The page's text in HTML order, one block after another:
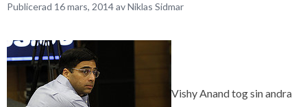
Publicerad 16 mars, 2014 av Niklas Sidmar
Vishy Anand tog sin andra